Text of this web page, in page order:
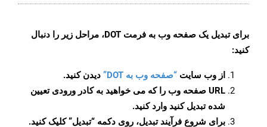
برای تبدیل یک صفحه وب به فرمت DOT، مراحل زیر را دنبال
کنید:
از وب سایت “صفحه وب به DOT”
دیدن کنید.
URL صفحه وب را که می خواهید به کادر ورودی تعیین
شده تبدیل کنید وارد کنید.
برای شروع فرآیند تبدیل، روی دکمه “تبدیل” کلیک کنید.